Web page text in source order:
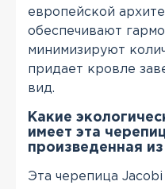
европейской
обеспечивают
минимизируют
придает кровле
вид.
Какие
имеет эта
произведенная
Эта черепица